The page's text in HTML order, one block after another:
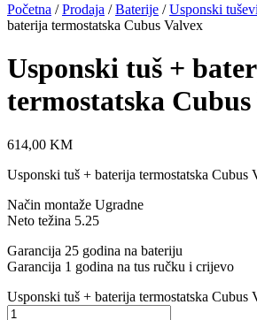
Početna /Prodaja /Baterije /Usponski tuševi
baterija termostatska Cubus Valvex
Usponski tuš +
termostatska Cubus
614,00 KM
Usponski tuš + baterija termostatska Cubus
Način montaže Ugradne
Neto težina 5.25
Garancija 25 godina na bateriju
Garancija 1 godina na tus ručku i crijevo
Usponski tuš + baterija termostatska Cubus